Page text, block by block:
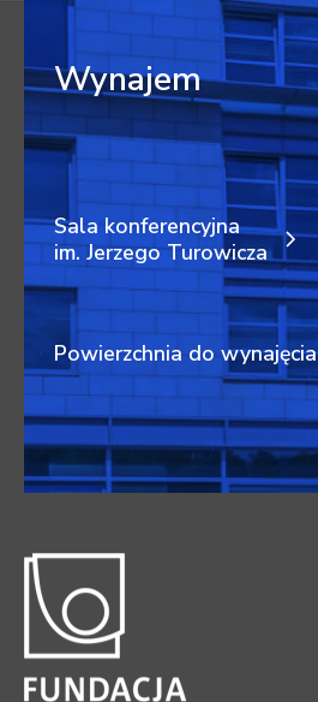
Wynajem
Sala konferencyjna
im. Jerzego Turowicza
Powierzchnia do wynajęcia